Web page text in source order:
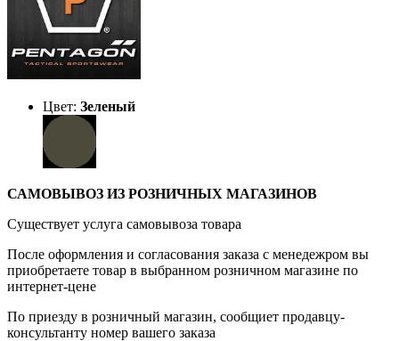
Цвет: Зеленый
САМОВЫВОЗ ИЗ РОЗНИЧНЫХ МАГАЗИНОВ
Существует услуга самовывоза товара
После оформления и согласования заказа с менедежром вы
приобретаете товар в выбранном розничном магазине по
интернет-цене
По приезду в розничный магазин, сообщиет продавцу-
консультанту номер вашего заказа